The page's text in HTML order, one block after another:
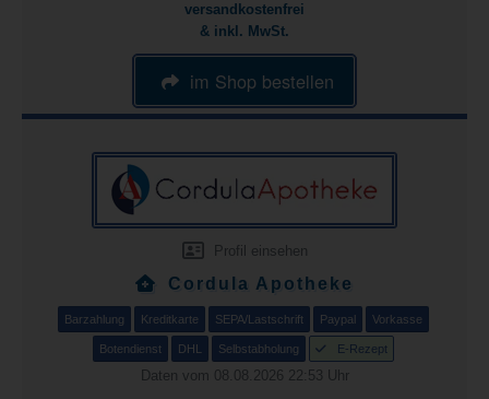
versandkostenfrei
& inkl. MwSt.
im Shop bestellen
Profil einsehen
Cordula Apotheke
Barzahlung Kreditkarte SEPA/Lastschrift Paypal Vorkasse
Botendienst DHL Selbstabholung E-Rezept
Daten vom 08.08.2026 22:53 Uhr